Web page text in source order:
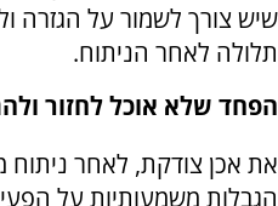
שיש צורך לשמור על הגזרה
תלולה לאחר הניתוח.
הפחד שלא אוכל לחזור
את אכן צודקת, לאחר ניתוח
הגבלות משמעותיות על